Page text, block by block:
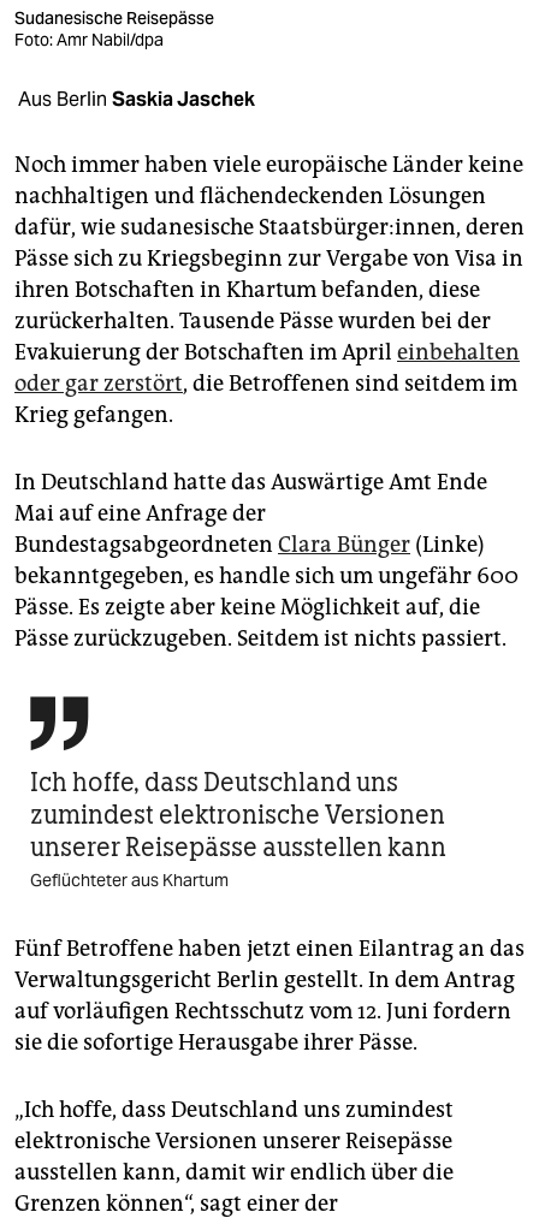
veranstaltungen
fragen & hilfe
unterstützen
abo
genossenschaft
epaper login
Sudanesische Reisepässe
Foto: Amr Nabil/dpa
Aus Berlin Saskia Jaschek
Noch immer haben viele europäische Länder keine
nachhaltigen und flächendeckenden Lösungen
dafür, wie sudanesische Staatsbürger:innen, deren
Pässe sich zu Kriegsbeginn zur Vergabe von Visa in
ihren Botschaften in Khartum befanden, diese
zurückerhalten. Tausende Pässe wurden bei der
Evakuierung der Botschaften im April einbehalten
oder gar zerstört, die Betroffenen sind seitdem im
Krieg gefangen.
In Deutschland hatte das Auswärtige Amt Ende
Mai auf eine Anfrage der
Bundestagsabgeordneten Clara Bünger (Linke)
bekanntgegeben, es handle sich um ungefähr 600
Pässe. Es zeigte aber keine Möglichkeit auf, die
Pässe zurückzugeben. Seitdem ist nichts passiert.

Ich hoffe, dass Deutschland uns
zumindest elektronische Versionen
unserer Reisepässe ausstellen kann
Geflüchteter aus Khartum
Fünf Betroffene haben jetzt einen Eilantrag an das
Verwaltungsgericht Berlin gestellt. In dem Antrag
auf vorläufigen Rechtsschutz vom 12. Juni fordern
sie die sofortige Herausgabe ihrer Pässe.
„Ich hoffe, dass Deutschland uns zumindest
elektronische Versionen unserer Reisepässe
ausstellen kann, damit wir endlich über die
Grenzen können“, sagt einer der